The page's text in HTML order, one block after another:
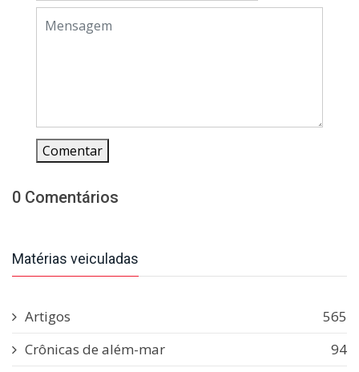
Comentar
0 Comentários
Matérias veiculadas
Artigos
565
Crônicas de além-mar
94